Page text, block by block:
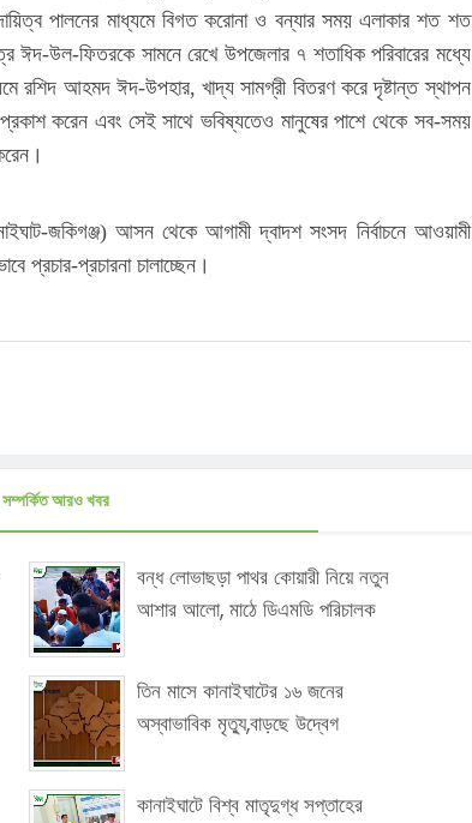
পালনের মাধ্যমে বিগত করোনা ও বন্যার সময় এলাকার শত শত
ঈদ-উল-ফিতরকে সামনে রেখে উপজেলার ৭ শতাধিক পরিবারের মধ্যে
রশিদ আহমদ ঈদ-উপহার, খাদ্য সামগ্রী বিতরণ করে দৃষ্টান্ত স্থাপন
করেন এবং সেই সাথে ভবিষ্যতেও মানুষের পাশে থেকে সব-সময়
জকিগঞ্জ) আসন থেকে আগামী দ্বাদশ সংসদ নির্বাচনে আওয়ামী
প্রচার-প্রচারনা চালাচ্ছেন।
আরও খবর
বন্ধ লোভাছড়া পাথর কোয়ারী নিয়ে নতুন
আশার আলো, মাঠে ডিএমডি পরিচালক
তিন মাসে কানাইঘাটের ১৬ জনের
অস্বাভাবিক মৃত্যু,বাড়ছে উদ্বেগ
কানাইঘাটে বিশ্ব মাতৃদুগ্ধ সপ্তাহের